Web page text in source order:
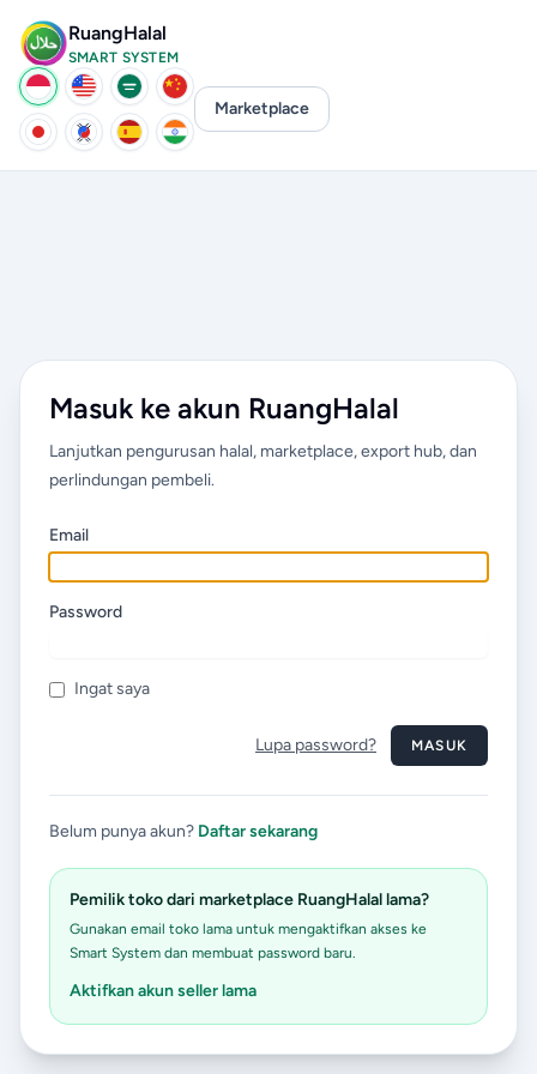
RuangHalal
SMART SYSTEM
Marketplace
Masuk ke akun RuangHalal
Lanjutkan pengurusan halal, marketplace, export hub, dan
perlindungan pembeli.
Email
Password
Ingat saya
Lupa password? MASUK
Belum punya akun? Daftar sekarang
Pemilik toko dari marketplace RuangHalal lama?
Gunakan email toko lama untuk mengaktifkan akses ke
Smart System dan membuat password baru.
Aktifkan akun seller lama